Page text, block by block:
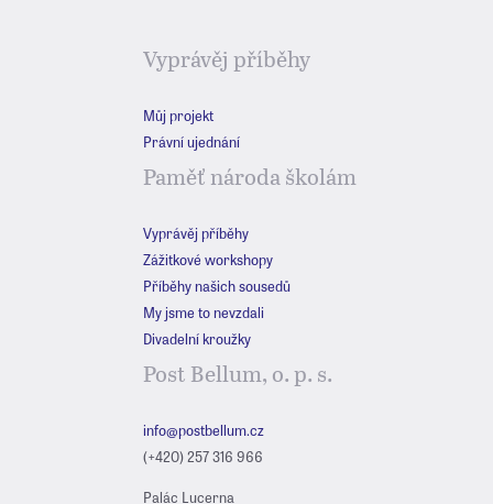
Vyprávěj příběhy
Můj projekt
Právní ujednání
Paměť národa školám
Vyprávěj příběhy
Zážitkové workshopy
Příběhy našich sousedů
My jsme to nevzdali
Divadelní kroužky
Post Bellum, o. p. s.
info@postbellum.cz
(+420) 257 316 966
Palác Lucerna